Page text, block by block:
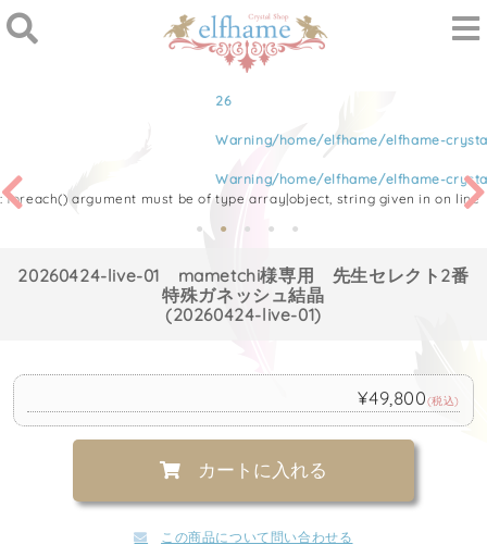
26
Warning/home/elfhame/elfhame-
Warning/home/elfhame/elfhame-
: foreach() argument must be of type array|object, string given inon line
20260424-live-01 mametchi様専用 先生セレクト2番
特殊ガネッシュ結晶
(20260424-live-01)
¥49,800(税込)
カートに入れる
この商品について問い合わせる